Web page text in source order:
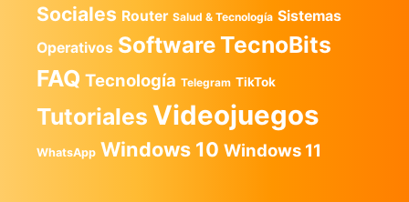
Sociales Router Salud & Tecnología Sistemas
Operativos SoftwareTecnoBits
FAQ Tecnología Telegram TikTok
Tutoriales Videojuegos
WhatsApp Windows 10 Windows 11